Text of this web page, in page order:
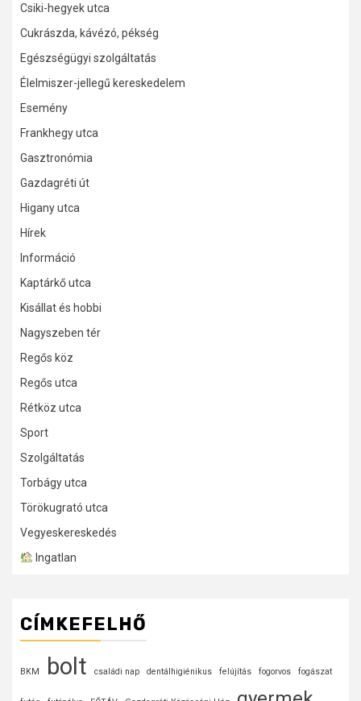
Csiki-hegyek utca
Cukrászda, kávézó, pékség
Egészségügyi szolgáltatás
Élelmiszer-jellegű kereskedelem
Esemény
Frankhegy utca
Gasztronómia
Gazdagréti út
Higany utca
Hírek
Információ
Kaptárkő utca
Kisállat és hobbi
Nagyszeben tér
Regős köz
Regős utca
Rétköz utca
Sport
Szolgáltatás
Torbágy utca
Törökugrató utca
Vegyeskereskedés
Ingatlan
CÍMKEFELHŐ
BKM bolt családi nap dentálhigiénikus felújítás fogorvos fogászat